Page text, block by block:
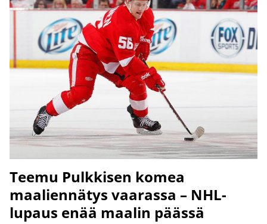
Teemu Pulkkisen komea
maaliennätys vaarassa – NHL-
lupaus enää maalin päässä